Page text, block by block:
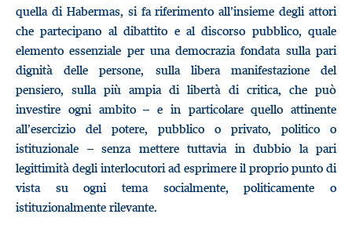
quella di Habermas, si fa riferimento all’insieme degli attori
che partecipano al dibattito e al discorso pubblico, quale
elemento essenziale per una democrazia fondata sulla pari
dignità delle persone, sulla libera manifestazione del
pensiero, sulla più ampia di libertà di critica, che può
investire ogni ambito – e in particolare quello attinente
all’esercizio del potere, pubblico o privato, politico o
istituzionale – senza mettere tuttavia in dubbio la pari
legittimità degli interlocutori ad esprimere il proprio punto di
vista su ogni tema socialmente, politicamente o
istituzionalmente rilevante.